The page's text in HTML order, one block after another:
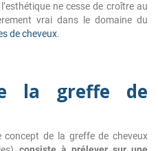
ne cesse de croître au
vrai dans le domaine du
de cheveux.
la greffe de
concept de la greffe de cheveux